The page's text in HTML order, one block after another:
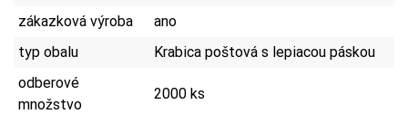
zákazková výroba
ano
typ obalu
Krabica poštová s lepiacou páskou
odberové
množstvo
2000 ks